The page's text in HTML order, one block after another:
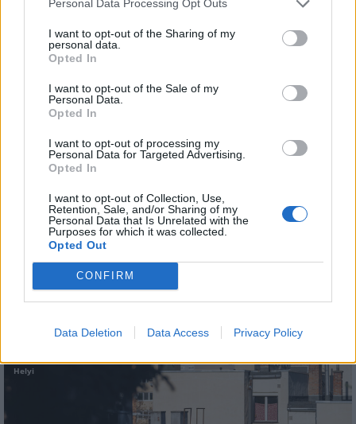
Personal Data Processing Opt Outs
I want to opt-out of the Sharing of my
personal data.
Opted In
I want to opt-out of the Sale of my
Personal Data.
Opted In
I want to opt-out of processing my
Personal Data for Targeted Advertising.
Opted In
I want to opt-out of Collection, Use,
Retention, Sale, and/or Sharing of my
Personal Data that Is Unrelated with the
Purposes for which it was collected.
Opted Out
CONFIRM
Data Deletion Data Access Privacy Policy
AJÁNLJUK MÉG
Amire többmillióan vártunk: szombattól másodfokúra
csökken a riasztás
Helyi